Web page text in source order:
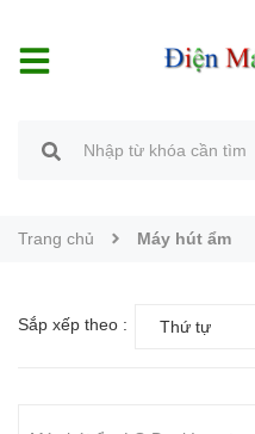
Trang chủ Máy hút ẩm
Sắp xếp theo : Thứ tự